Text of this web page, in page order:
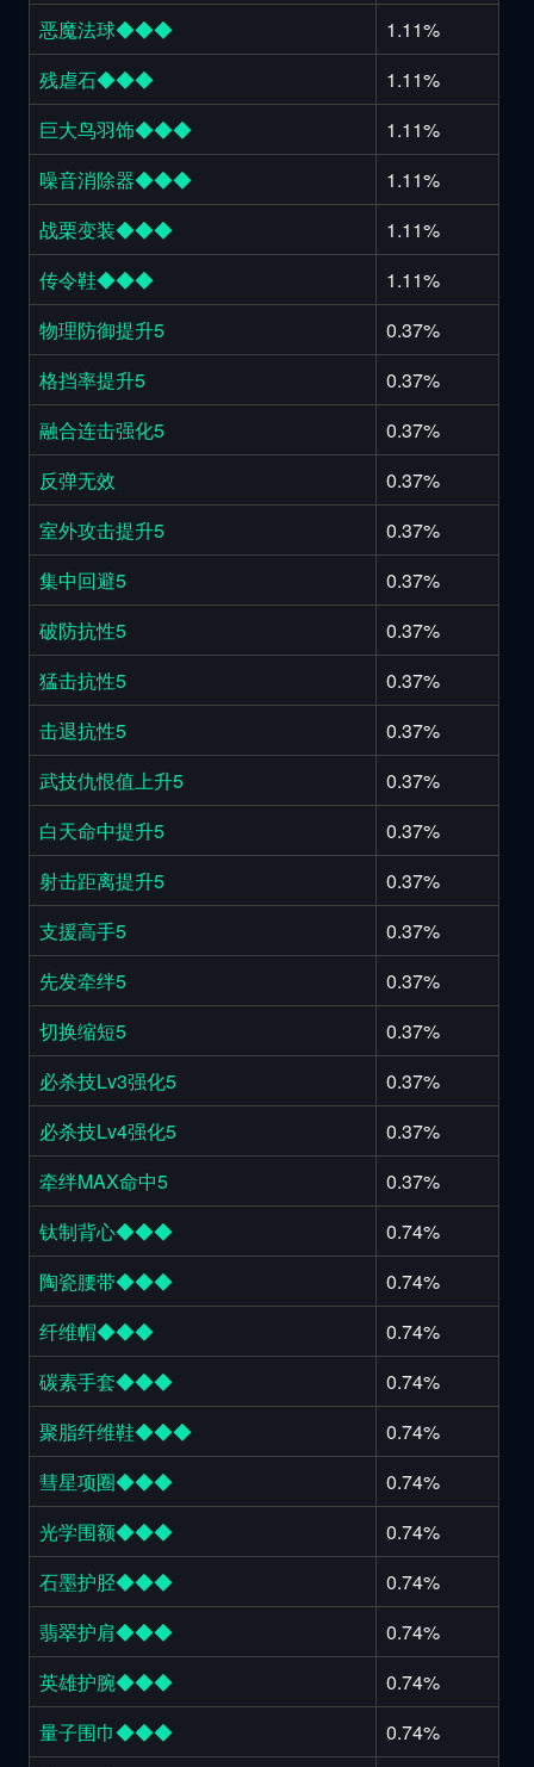
恶魔法球◆◆◆
1.11%
残虐石◆◆◆
1.11%
巨大鸟羽饰◆◆◆
1.11%
噪音消除器◆◆◆
1.11%
战栗变装◆◆◆
1.11%
传令鞋◆◆◆
1.11%
物理防御提升5
0.37%
格挡率提升5
0.37%
融合连击强化5
0.37%
反弹无效
0.37%
室外攻击提升5
0.37%
集中回避5
0.37%
破防抗性5
0.37%
猛击抗性5
0.37%
击退抗性5
0.37%
武技仇恨值上升5
0.37%
白天命中提升5
0.37%
射击距离提升5
0.37%
支援高手5
0.37%
先发牵绊5
0.37%
切换缩短5
0.37%
必杀技Lv3强化5
0.37%
必杀技Lv4强化5
0.37%
牵绊MAX命中5
0.37%
钛制背心◆◆◆
0.74%
陶瓷腰带◆◆◆
0.74%
纤维帽◆◆◆
0.74%
碳素手套◆◆◆
0.74%
聚脂纤维鞋◆◆◆
0.74%
彗星项圈◆◆◆
0.74%
光学围额◆◆◆
0.74%
石墨护胫◆◆◆
0.74%
翡翠护肩◆◆◆
0.74%
英雄护腕◆◆◆
0.74%
量子围巾◆◆◆
0.74%